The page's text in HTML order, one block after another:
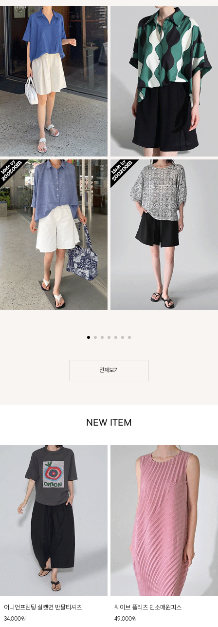
전체보기
NEW ITEM
어니언프린팅 실켓면 반팔티셔츠
34,000원
웨이브 플리츠 민소매원피스
49,000원